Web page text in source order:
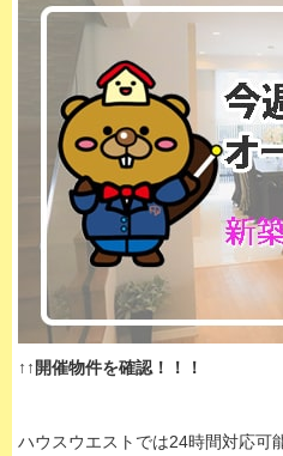
↑↑開催物件を確認！！！
ハウスウエストでは24時間対応可